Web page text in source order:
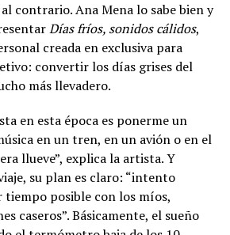
contrario. Ana Mena lo sabe bien y
Días fríos, sonidos cálidos,
creada en exclusiva para
convertir los días grises del
más llevadero.
en esta época es ponerme un
en un tren, en un avión o en el
llueve”, explica la artista. Y
su plan es claro: “intento
posible con los míos,
caseros”. Básicamente, el sueño